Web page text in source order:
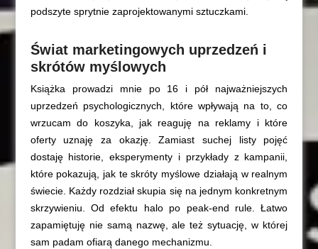
podszyte sprytnie zaprojektowanymi sztuczkami.
Świat marketingowych uprzedzeń i
skrótów myślowych
Książka prowadzi mnie po 16 i pół najważniejszych
uprzedzeń psychologicznych, które wpływają na to, co
wrzucam do koszyka, jak reaguję na reklamy i które
oferty uznaję za okazję. Zamiast suchej listy pojęć
dostaję historie, eksperymenty i przykłady z kampanii,
które pokazują, jak te skróty myślowe działają w realnym
świecie. Każdy rozdział skupia się na jednym konkretnym
skrzywieniu. Od efektu halo po peak‑end rule. Łatwo
zapamiętuję nie samą nazwę, ale też sytuację, w której
sam padam ofiarą danego mechanizmu.